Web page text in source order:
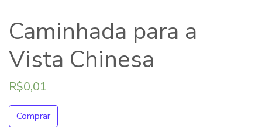
Caminhada para a
Vista Chinesa
R$0,01
Comprar